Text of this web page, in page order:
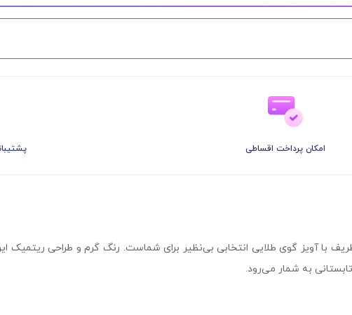
امکان پرداخت اقساطی
با آویز گوی طلایی انتخابی بی‌نظیر برای شماست. رنگ گرم و طراحی ریتمیک
به شمار می‌رود.